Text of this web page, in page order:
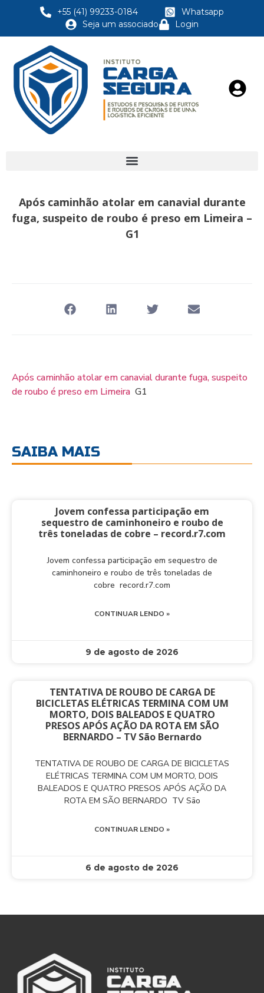
+55 (41) 99233-0184
Whatsapp
Seja um associado
Login
Após caminhão atolar em canavial durante
fuga, suspeito de roubo é preso em Limeira –
G1
Após caminhão atolar em canavial durante fuga, suspeito
de roubo é preso em Limeira G1
SAIBA MAIS
Jovem confessa participação em
sequestro de caminhoneiro e roubo de
três toneladas de cobre – record.r7.com
Jovem confessa participação em sequestro de
caminhoneiro e roubo de três toneladas de
cobre record.r7.com
CONTINUAR LENDO »
9 de agosto de 2026
TENTATIVA DE ROUBO DE CARGA DE
BICICLETAS ELÉTRICAS TERMINA COM UM
MORTO, DOIS BALEADOS E QUATRO
PRESOS APÓS AÇÃO DA ROTA EM SÃO
BERNARDO – TV São Bernardo
TENTATIVA DE ROUBO DE CARGA DE BICICLETAS
ELÉTRICAS TERMINA COM UM MORTO, DOIS
BALEADOS E QUATRO PRESOS APÓS AÇÃO DA
ROTA EM SÃO BERNARDO TV São
CONTINUAR LENDO »
6 de agosto de 2026